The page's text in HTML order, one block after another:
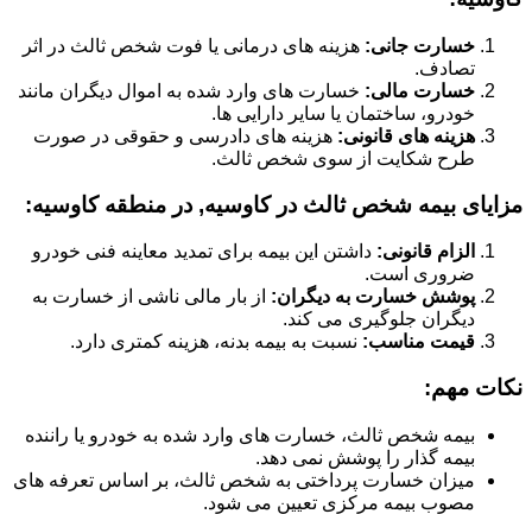
خسارت جانی: هزینه های درمانی یا فوت شخص ثالث در اثر
تصادف.
خسارت مالی: خسارت های وارد شده به اموال دیگران مانند
خودرو، ساختمان یا سایر دارایی ها.
هزینه های قانونی: هزینه های دادرسی و حقوقی در صورت
طرح شکایت از سوی شخص ثالث.
مزایای بیمه شخص ثالث در کاوسیه, در منطقه کاوسیه:
الزام قانونی: داشتن این بیمه برای تمدید معاینه فنی خودرو
ضروری است.
پوشش خسارت به دیگران: از بار مالی ناشی از خسارت به
دیگران جلوگیری می کند.
قیمت مناسب: نسبت به بیمه بدنه، هزینه کمتری دارد.
نکات مهم:
بیمه شخص ثالث، خسارت های وارد شده به خودرو یا راننده
بیمه گذار را پوشش نمی دهد.
میزان خسارت پرداختی به شخص ثالث، بر اساس تعرفه های
مصوب بیمه مرکزی تعیین می شود.